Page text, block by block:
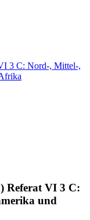
3 C: Nord-, Mittel-,
Referat VI 3 C:
und